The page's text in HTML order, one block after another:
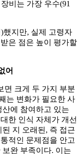
비는 가장 우수(91
했지만, 실제 고령자
은 점은 높이 평가할
어
면 크게 두 가지 부분
는 변화가 필요한 사
에 참여하고 있는
한 인식 자체가 개선
지 오래된, 즉 접근
적인 문제점을 안고
완 부족이다. 이는